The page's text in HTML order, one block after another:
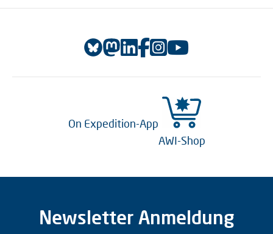
On Expedition-App
AWI-Shop
Newsletter Anmeldung